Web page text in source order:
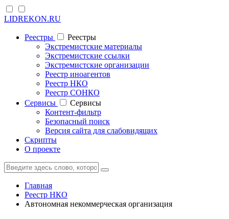
LIDREKON.RU
Реестры
Реестры
Экстремистские материалы
Экстремистские ссылки
Экстремистские организации
Реестр иноагентов
Реестр НКО
Реестр СОНКО
Cервисы
Cервисы
Контент-фильтр
Безопасный поиск
Версия сайта для слабовидящих
Скрипты
О проекте
Главная
Реестр НКО
Автономная некоммерческая организация